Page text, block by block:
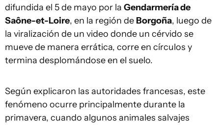
difundida el 5 de mayo por la Gendarmería de
Saône-et-Loire, en la región de Borgoña, luego de
la viralización de un video donde un cérvido se
mueve de manera errática, corre en círculos y
termina desplomándose en el suelo.
Según explicaron las autoridades francesas, este
fenómeno ocurre principalmente durante la
primavera, cuando algunos animales salvajes